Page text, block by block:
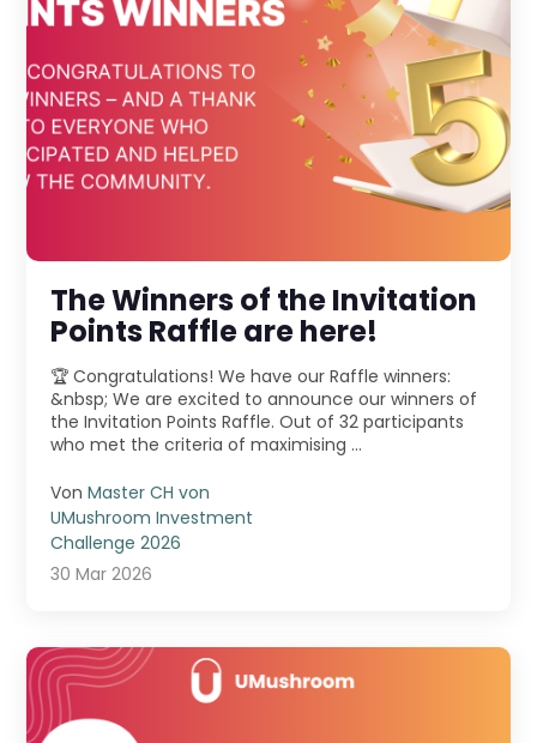
The Winners of the Invitation
Points Raffle are here!
🏆 Congratulations! We have our Raffle winners:
&nbsp; We are excited to announce our winners of
the Invitation Points Raffle. Out of 32 participants
who met the criteria of maximising ...
VonMaster CH von
UMushroom Investment
Challenge 2026
30 Mar 2026